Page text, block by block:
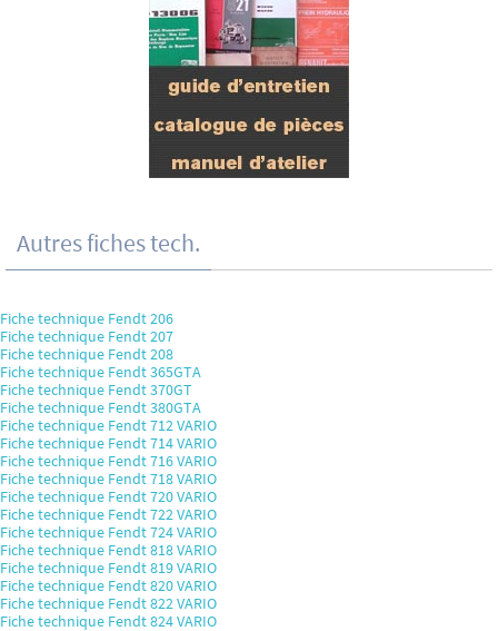
Autres fiches tech.
Fiche technique Fendt 206
Fiche technique Fendt 207
Fiche technique Fendt 208
Fiche technique Fendt 365GTA
Fiche technique Fendt 370GT
Fiche technique Fendt 380GTA
Fiche technique Fendt 712 VARIO
Fiche technique Fendt 714 VARIO
Fiche technique Fendt 716 VARIO
Fiche technique Fendt 718 VARIO
Fiche technique Fendt 720 VARIO
Fiche technique Fendt 722 VARIO
Fiche technique Fendt 724 VARIO
Fiche technique Fendt 818 VARIO
Fiche technique Fendt 819 VARIO
Fiche technique Fendt 820 VARIO
Fiche technique Fendt 822 VARIO
Fiche technique Fendt 824 VARIO